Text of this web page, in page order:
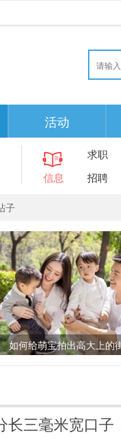
活动
信息
求职
招聘
子
如何给萌宝拍出高大上的
长三毫米宽口子